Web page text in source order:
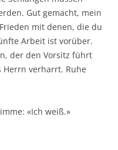
Gut gemacht, mein
mit denen, die du
Arbeit ist vorüber.
der den Vorsitz führt
verharrt. Ruhe
«Ich weiß.»